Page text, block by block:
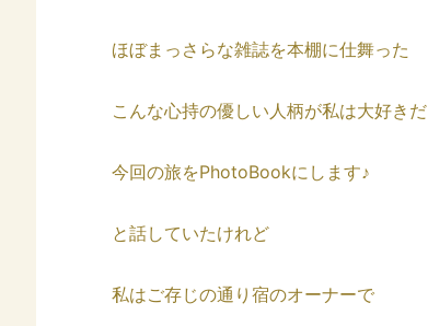
ほぼまっさらな雑誌を本棚に仕舞った
こんな心持の優しい人柄が私は大好きだ
今回の旅をPhotoBookにします♪
と話していたけれど
私はご存じの通り宿のオーナーで